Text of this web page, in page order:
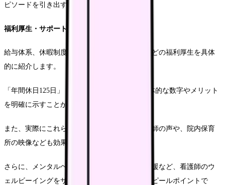
ピソードを引き出す質問が効果的です。
福利厚生・サポート体制の伝え方
給与体系、休暇制度、子育て支援、住宅補助などの福利厚生を具体
的に紹介します。
「年間休日125日」「院内保育所完備」など具体的な数字やメリット
を明確に示すことが重要です。
また、実際にこれらの制度を利用している看護師の声や、院内保育
所の映像なども効果的です。
さらに、メンタルヘルスサポートや健康管理支援など、看護師のウ
ェルビーイングをサポートする制度も重要なアピールポイントで